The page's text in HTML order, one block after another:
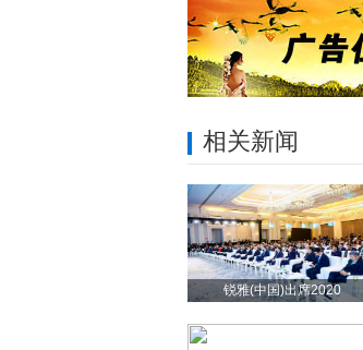
相关新闻
锐雅(中国)出席2020